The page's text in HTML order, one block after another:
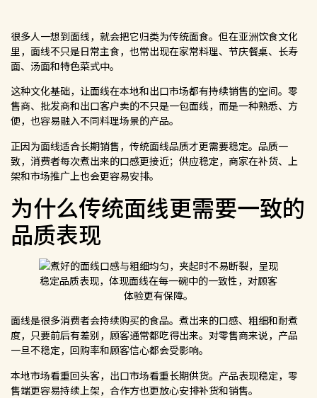
很多人一想到面线，就会把它归类为传统面食。但在亚洲饮食文化
里，面线不只是日常主食，也常出现在家常料理、节庆餐桌、长寿
面、汤面和特色菜式中。
这种文化基础，让面线在本地和出口市场都有持续销售的空间。零
售商、批发商和出口客户卖的不只是一包面线，而是一种熟悉、方
便，也容易融入不同料理场景的产品。
正因为面线适合长期销售，传统面线品质才更需要稳定。品质一
致，消费者每次煮出来的口感更接近；供应稳定，商家在补货、上
架和市场推广上也会更容易安排。
为什么传统面线更需要一致的
品质表现
面线是很多消费者会持续购买的食品。煮出来的口感、粗细和耐煮
度，只要前后有差别，顾客通常都吃得出来。对零售商来说，产品
一旦不稳定，回购率和顾客信心都会受影响。
本地市场看重回头客，出口市场看重长期供货。产品表现稳定，零
售端更容易持续上架，合作方也更放心安排补货和销售。